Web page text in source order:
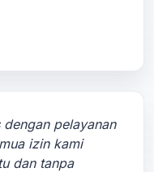
pelayanan
izin kami
dan tanpa